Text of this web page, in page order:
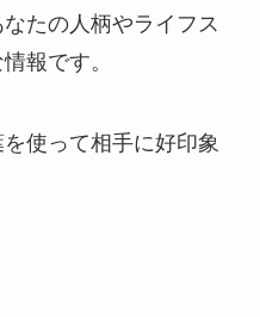
たの人柄やライフス
報です。
使って相手に好印象